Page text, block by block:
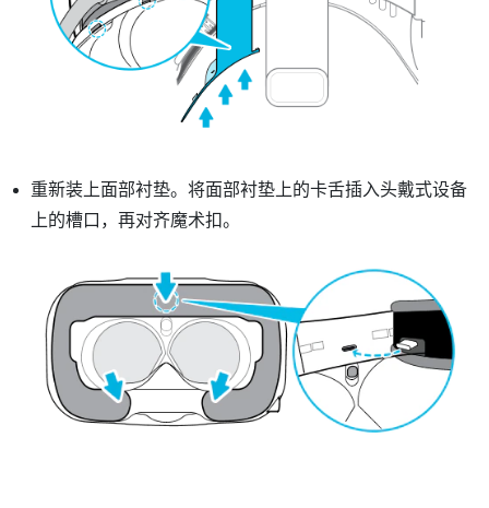
重新装上面部衬垫。将面部衬垫上的卡舌插入头戴式设备
上的槽口，再对齐魔术扣。